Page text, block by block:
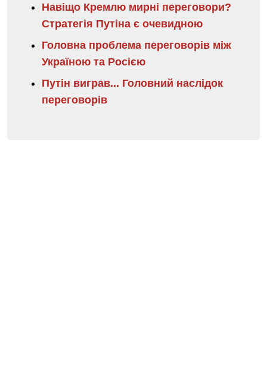
Навіщо Кремлю мирні переговори?
Стратегія Путіна є очевидною
Головна проблема переговорів між
Україною та Росією
Путін виграв... Головний наслідок
переговорів